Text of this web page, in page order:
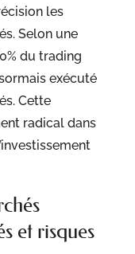
les
Selon une
du trading
exécuté
Cette
radical dans
et risques